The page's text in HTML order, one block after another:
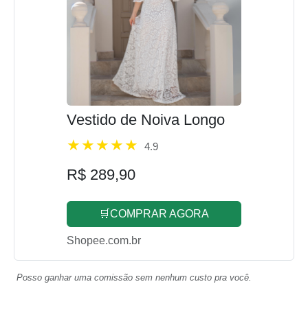
Vestido de Noiva Longo
4.9
R$ 289,90
🛒COMPRAR AGORA
Shopee.com.br
Posso ganhar uma comissão sem nenhum custo pra você.